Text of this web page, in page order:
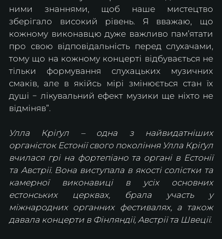
ними знаннями, щоб наше мистецтво
зберігало високий рівень. Я вважаю, що
кожному виконавцю дуже важливо пам’ятати
про свою відповідальність перед слухачами,
тому що на кожному концерті відбувається не
тільки формування слухацьких музичних
смаків, але в якійсь мірі змінюється стан їх
душі − лікувальний ефект музики ще ніхто не
відміняв”.
Улла Кріґул – одна з найвидатніших
органісток Естонії свого покоління Улла Кріґул
вчилася грі на фортепіано та органі в Естонії
та Австрії. Вона виступала в якості солістки та
камерної виконавиці в усіх основних
естонських церквах, брала участь у
міжнародних органних фестивалях, а також
давала концерти в Фінляндії, Австрії та Швеції.